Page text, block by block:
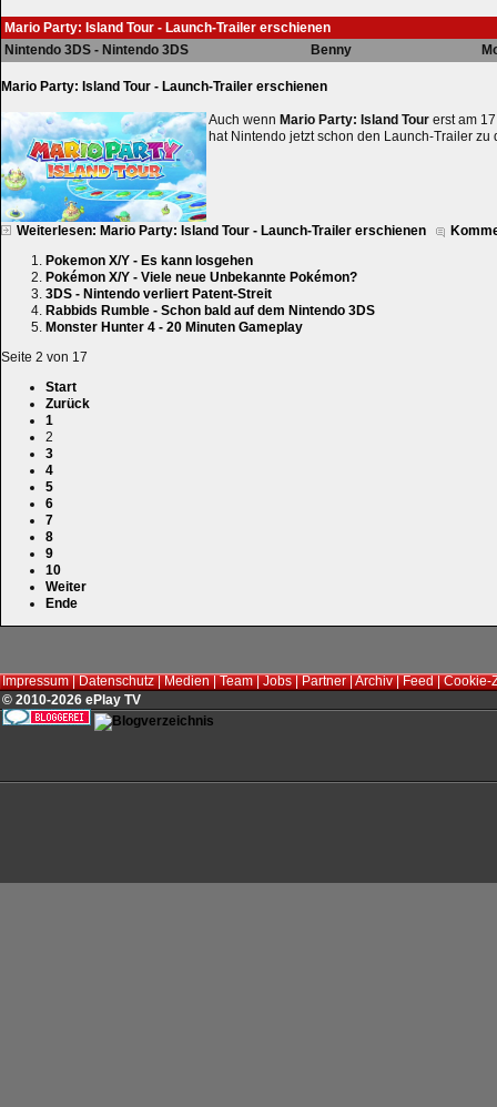
Mario Party: Island Tour - Launch-Trailer erschienen
Nintendo 3DS - Nintendo 3DS
Benny
Mario Party: Island Tour - Launch-Trailer erschienen
Auch wenn Mario Party: Island Tour erst am
hat Nintendo jetzt schon den Launch-Trailer zu
Weiterlesen: Mario Party: Island Tour - Launch-Trailer erschienen
Pokemon X/Y - Es kann losgehen
Pokémon X/Y - Viele neue Unbekannte Pokémon?
3DS - Nintendo verliert Patent-Streit
Rabbids Rumble - Schon bald auf dem Nintendo 3DS
Monster Hunter 4 - 20 Minuten Gameplay
Seite 2 von 17
Start
Zurück
1
2
3
4
5
6
7
8
9
10
Weiter
Ende
Impressum|Datenschutz|Medien|Team|Jobs|Partner|Archiv|Feed|Cookie-
© 2010-2026 ePlay TV